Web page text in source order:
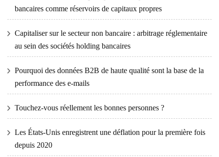
bancaires comme réservoirs de capitaux propres
Capitaliser sur le secteur non bancaire : arbitrage réglementaire
au sein des sociétés holding bancaires
Pourquoi des données B2B de haute qualité sont la base de la
performance des e-mails
Touchez-vous réellement les bonnes personnes ?
Les États-Unis enregistrent une déflation pour la première fois
depuis 2020